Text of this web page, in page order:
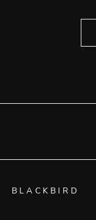
BLACKBIRD